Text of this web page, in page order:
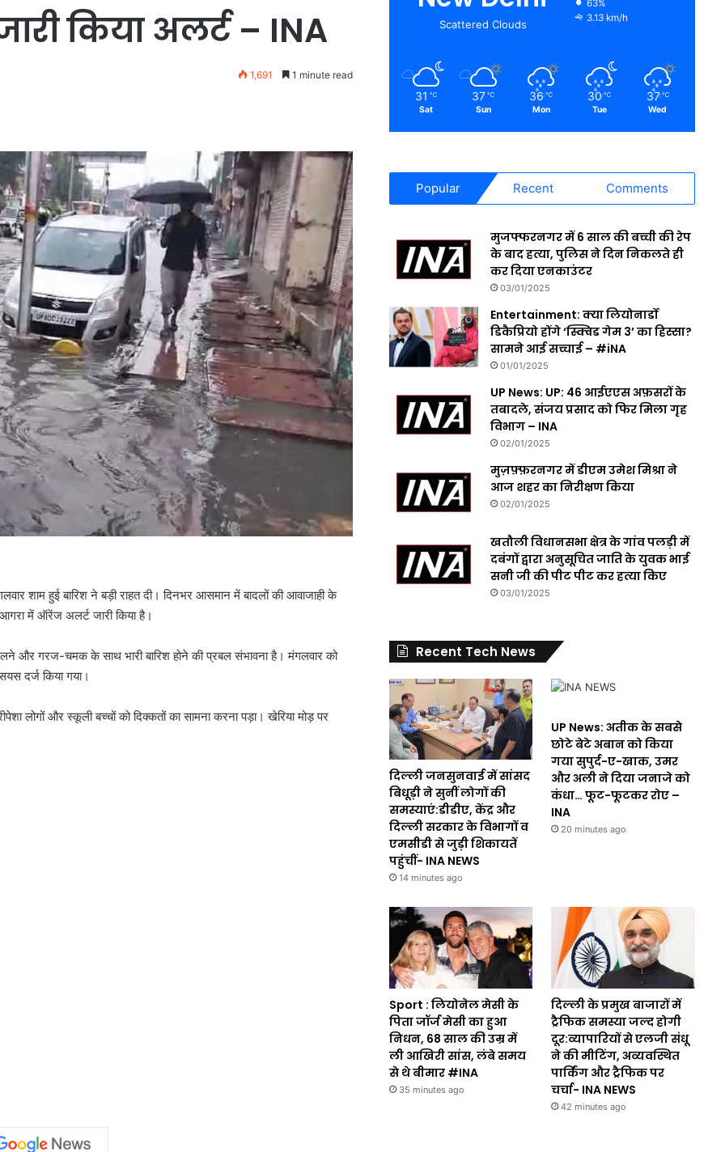
किया अलर्ट – INA
1,691 1 minute read
शाम हुई बारिश ने बड़ी राहत दी। दिनभर आसमान में बादलों की आवाजाही के
में ऑरेंज अलर्ट जारी किया है।
और गरज-चमक के साथ भारी बारिश होने की प्रबल संभावना है। मंगलवार को
दर्ज किया गया।
लोगों और स्कूली बच्चों को दिक्कतों का सामना करना पड़ा। खेरिया मोड़ पर
Scattered Clouds
63%
3.13 km/h
31 ℃
Sat
37 ℃
Sun
36 ℃
Mon
30 ℃
Tue
37 ℃
Wed
Popular Recent Comments
मुजफ्फरनगर में 6 साल की बच्ची की रेप
के बाद हत्या, पुलिस ने दिन निकलते ही
कर दिया एनकाउंटर
03/01/2025
Entertainment: क्या लियोनार्डो
डिकैप्रियो होंगे ‘स्क्विड गेम 3’ का हिस्सा?
सामने आई सच्चाई – #iNA
01/01/2025
UP News: UP: 46 आईएएस अफ़सरों के
तबादले, संजय प्रसाद को फिर मिला गृह
विभाग – INA
02/01/2025
मुज़फ़्फ़रनगर में डीएम उमेश मिश्रा ने
आज शहर का निरीक्षण किया
02/01/2025
खतौली विधानसभा क्षेत्र के गांव पलड़ी में
दबंगों द्वारा अनुसूचित जाति के युवक भाई
सनी जी की पीट पीट कर हत्या किए
03/01/2025
Recent Tech News
दिल्ली जनसुनवाई में सांसद
बिधूड़ी ने सुनीं लोगों की
समस्याएं:डीडीए, केंद्र और
दिल्ली सरकार के विभागों व
एमसीडी से जुड़ी शिकायतें
पहुंचीं- INA NEWS
14 minutes ago
UP News: अतीक के सबसे
छोटे बेटे अबान को किया
गया सुपुर्द-ए-खाक, उमर
और अली ने दिया जनाजे को
कंधा… फूट-फूटकर रोए –
INA
20 minutes ago
Sport : लियोनेल मेसी के
पिता जॉर्ज मेसी का हुआ
निधन, 68 साल की उम्र में
ली आखिरी सांस, लंबे समय
से थे बीमार #INA
35 minutes ago
दिल्ली के प्रमुख बाजारों में
ट्रैफिक समस्या जल्द होगी
दूर:व्यापारियों से एलजी संधू
ने की मीटिंग, अव्यवस्थित
पार्किंग और ट्रैफिक पर
चर्चा- INA NEWS
42 minutes ago